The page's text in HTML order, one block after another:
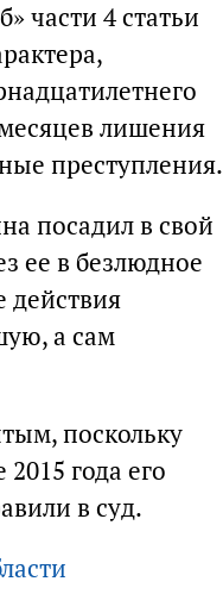
части 4 статьи
лишения
преступления.
посадил в свой
ее в безлюдное
действия
а сам
поскольку
года его
в суд.